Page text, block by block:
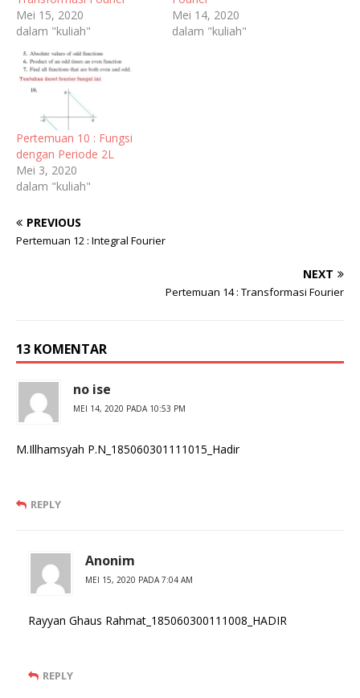
Mei 15, 2020
dalam "kuliah"
Mei 14, 2020
dalam "kuliah"
Pertemuan 10 : Fungsi
dengan Periode 2L
Mei 3, 2020
dalam "kuliah"
PREVIOUS
Pertemuan 12 : Integral Fourier
NEXT
Pertemuan 14 : Transformasi Fourier
13 KOMENTAR
no ise
MEI 14, 2020 PADA 10:53 PM
M.Illhamsyah P.N_185060301111015_Hadir
REPLY
Anonim
MEI 15, 2020 PADA 7:04 AM
Rayyan Ghaus Rahmat_185060300111008_HADIR
REPLY